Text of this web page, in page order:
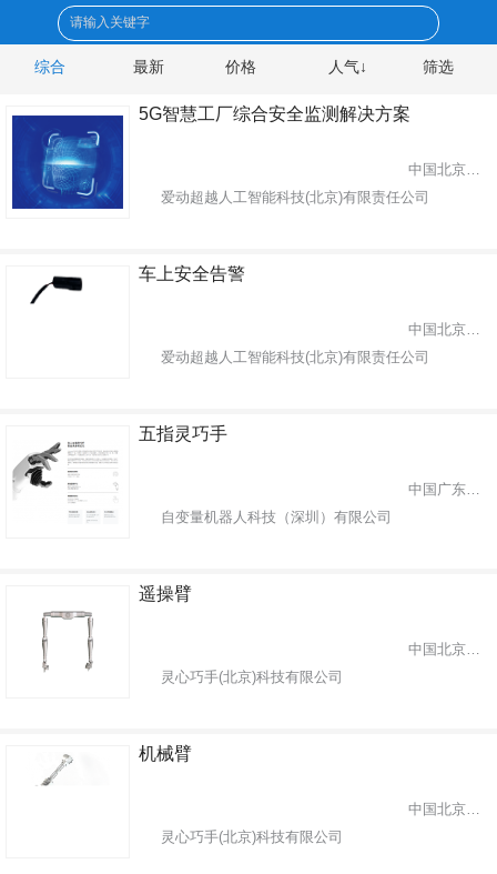
综合 最新 价格 人气↓ 筛选
5G智慧工厂综合安全监测解决方案
中国北京市东城区
爱动超越人工智能科技(北京)有限责任公司
车上安全告警
中国北京市东城区
爱动超越人工智能科技(北京)有限责任公司
五指灵巧手
中国广东省深圳市
自变量机器人科技（深圳）有限公司
遥操臂
中国北京市海淀区
灵心巧手(北京)科技有限公司
机械臂
中国北京市海淀区
灵心巧手(北京)科技有限公司